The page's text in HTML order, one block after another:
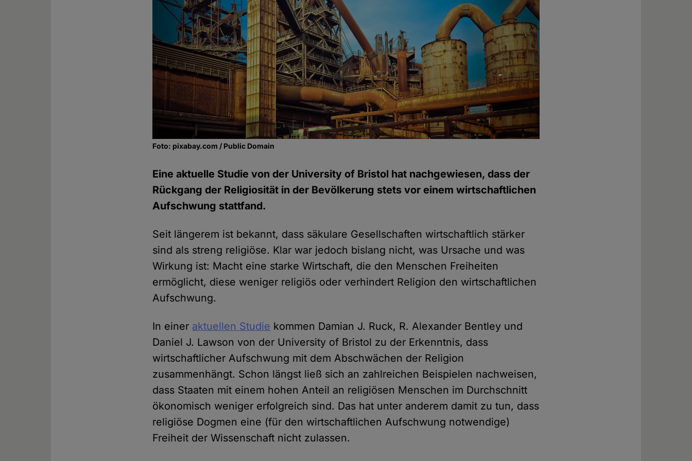
Foto: pixabay.com / Public Domain
Eine aktuelle Studie von der University of Bristol hat nachgewiesen, dass der
Rückgang der Religiosität in der Bevölkerung stets vor einem wirtschaftlichen
Aufschwung stattfand.
Seit längerem ist bekannt, dass säkulare Gesellschaften wirtschaftlich stärker
sind als streng religiöse. Klar war jedoch bislang nicht, was Ursache und was
Wirkung ist: Macht eine starke Wirtschaft, die den Menschen Freiheiten
ermöglicht, diese weniger religiös oder verhindert Religion den wirtschaftlichen
Aufschwung.
In einer aktuellen Studie kommen Damian J. Ruck, R. Alexander Bentley und
Daniel J. Lawson von der University of Bristol zu der Erkenntnis, dass
wirtschaftlicher Aufschwung mit dem Abschwächen der Religion
zusammenhängt. Schon längst ließ sich an zahlreichen Beispielen nachweisen,
dass Staaten mit einem hohen Anteil an religiösen Menschen im Durchschnitt
ökonomisch weniger erfolgreich sind. Das hat unter anderem damit zu tun, dass
religiöse Dogmen eine (für den wirtschaftlichen Aufschwung notwendige)
Freiheit der Wissenschaft nicht zulassen.